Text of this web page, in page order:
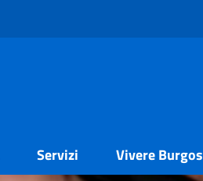
Servizi Vivere Burgos